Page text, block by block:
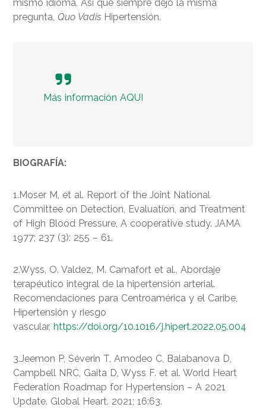
mismo idioma. Así que siempre dejo la misma
pregunta, Quo Vadis Hipertensión.
Más información AQUI
BIOGRAFÍA:
1.Moser M, et al. Report of the Joint National
Committee on Detection, Evaluation, and Treatment
of High Blood Pressure, A cooperative study. JAMA
1977; 237 (3): 255 – 61.
2.Wyss, O. Valdez, M. Camafort et al., Abordaje
terapéutico integral de la hipertensión arterial.
Recomendaciones para Centroamérica y el Caribe,
Hipertensión y riesgo
vascular, https://doi.org/10.1016/j.hipert.2022.05.004
3.Jeemon P, Séverin T, Amodeo C, Balabanova D,
Campbell NRC, Gaita D, Wyss F. et al. World Heart
Federation Roadmap for Hypertension – A 2021
Update. Global Heart. 2021; 16:63.